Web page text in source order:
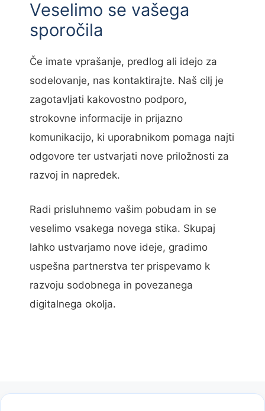
Veselimo se vašega
sporočila
Če imate vprašanje, predlog ali idejo za
sodelovanje, nas kontaktirajte. Naš cilj je
zagotavljati kakovostno podporo,
strokovne informacije in prijazno
komunikacijo, ki uporabnikom pomaga najti
odgovore ter ustvarjati nove priložnosti za
razvoj in napredek.
Radi prisluhnemo vašim pobudam in se
veselimo vsakega novega stika. Skupaj
lahko ustvarjamo nove ideje, gradimo
uspešna partnerstva ter prispevamo k
razvoju sodobnega in povezanega
digitalnega okolja.